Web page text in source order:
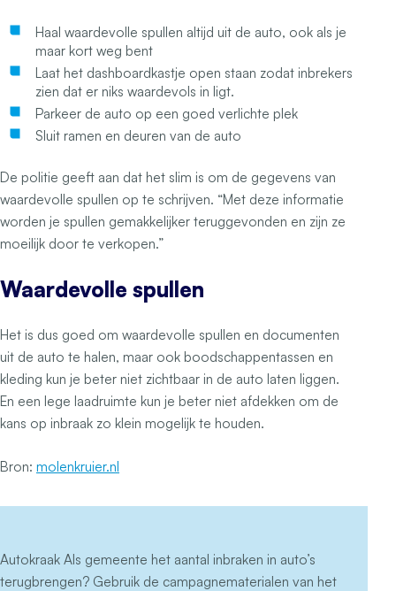
Haal waardevolle spullen altijd uit de auto, ook als je
maar kort weg bent
Laat het dashboardkastje open staan zodat inbrekers
zien dat er niks waardevols in ligt.
Parkeer de auto op een goed verlichte plek
Sluit ramen en deuren van de auto
De politie geeft aan dat het slim is om de gegevens van
waardevolle spullen op te schrijven. “Met deze informatie
worden je spullen gemakkelijker teruggevonden en zijn ze
moeilijk door te verkopen.”
Waardevolle spullen
Het is dus goed om waardevolle spullen en documenten
uit de auto te halen, maar ook boodschappentassen en
kleding kun je beter niet zichtbaar in de auto laten liggen.
En een lege laadruimte kun je beter niet afdekken om de
kans op inbraak zo klein mogelijk te houden.
Bron: molenkruier.nl
Autokraak Als gemeente het aantal inbraken in auto’s
terugbrengen? Gebruik de campagnematerialen van het